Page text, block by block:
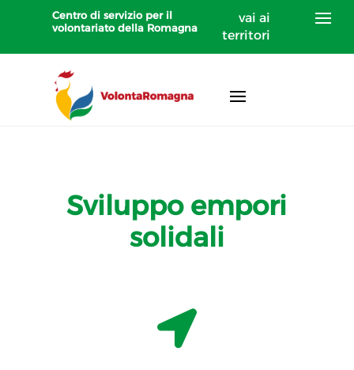
Centro di servizio per il
volontariato della Romagna
vai ai
territori
Sviluppo empori
solidali
